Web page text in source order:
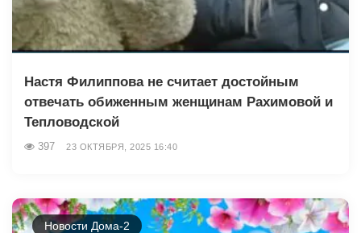
Настя Филиппова не считает достойным
отвечать обиженным женщинам Рахимовой и
Тепловодской
397 23 ОКТЯБРЯ, 2025 16:40
Новости Дома-2